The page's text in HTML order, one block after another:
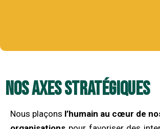
Nos axes stratégiques
Nous plaçons l’humain au cœur de